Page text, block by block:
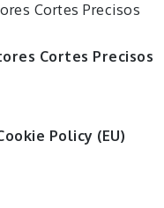
Cortes Precisos
Cortes Precisos
Policy (EU)